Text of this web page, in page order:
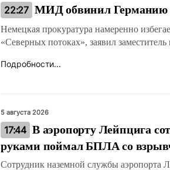
22:27 МИД обвинил Германию
Немецкая прокуратура намеренно
«Северных потоках», заявил
Подробности...
5 августа 2026
17:44 В аэропорту Лейпцига
руками поймал БПЛА со
Сотрудник наземной службы аэропорта